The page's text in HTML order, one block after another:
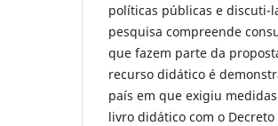
políticas públicas e discuti-
pesquisa compreende
que fazem parte da
recurso didático é
país em que exigiu
livro didático com o